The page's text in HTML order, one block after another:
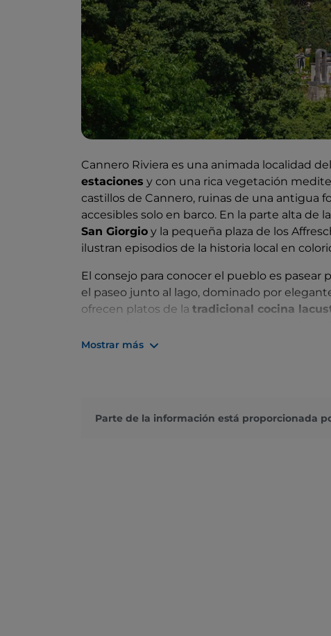
Cannero Riviera es una animada localidad del
estaciones y con una rica vegetación
castillos de Cannero, ruinas de una antigua
accesibles solo en barco. En la parte alta de
San Giorgio y la pequeña plaza de los
ilustran episodios de la historia local en
El consejo para conocer el pueblo es pasear
el paseo junto al lago, dominado por
ofrecen platos de la tradicional cocina
con la exposición de limones, naranjas,
Mostrar más
Parte de la información está proporcionada